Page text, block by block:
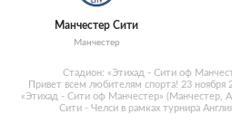
Манчестер Сити
Манчестер
Стадион: «Этихад - Сити оф
Привет всем любителям спорта! 23 ноября
«Этихад - Сити оф Манчестер» (Манчестер,
Сити - Челси в рамках турнира